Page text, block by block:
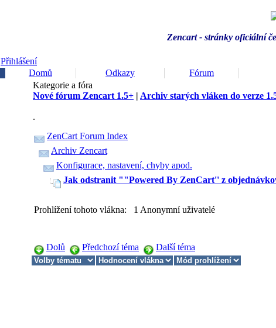
Zencart - stránky oficiální
Přihlášení
Domů
Odkazy Fórum
Kategorie a fóra
Nové fórum Zencart 1.5+ | Archiv starých vláken do verze
.
ZenCart Forum Index
Archiv Zencart
Konfigurace, nastavení, chyby apod.
Jak odstranit ""Powered By ZenCart'' z
Prohlížení tohoto vlákna: 1 Anonymní uživatelé
Dolů Předchozí téma Další téma